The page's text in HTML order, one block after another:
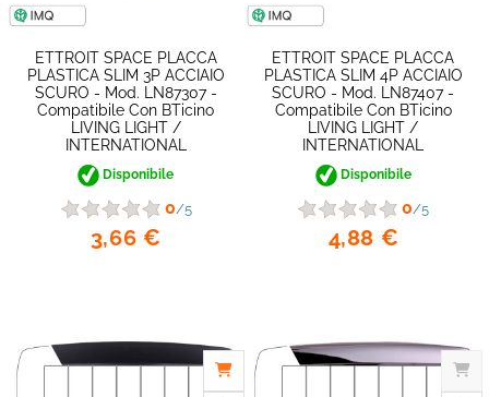
ETTROIT SPACE PLACCA
PLASTICA SLIM 3P ACCIAIO
SCURO - Mod. LN87307 -
Compatibile Con BTicino
LIVING LIGHT /
INTERNATIONAL
Disponibile
0/5
3,66 €
favorite_border
ETTROIT SPACE PLACCA
PLASTICA SLIM 4P ACCIAIO
SCURO - Mod. LN87407 -
Compatibile Con BTicino
LIVING LIGHT /
INTERNATIONAL
Disponibile
0/5
4,88 €